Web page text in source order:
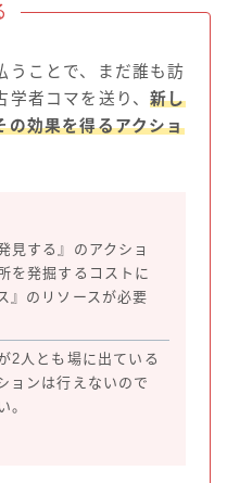
うことで、まだ誰も訪
学者コマを送り、新し
の効果を得るアクショ
見する』のアクショ
を発掘するコストに
』のリソースが必要
2人とも場に出ている
ョンは行えないので
。